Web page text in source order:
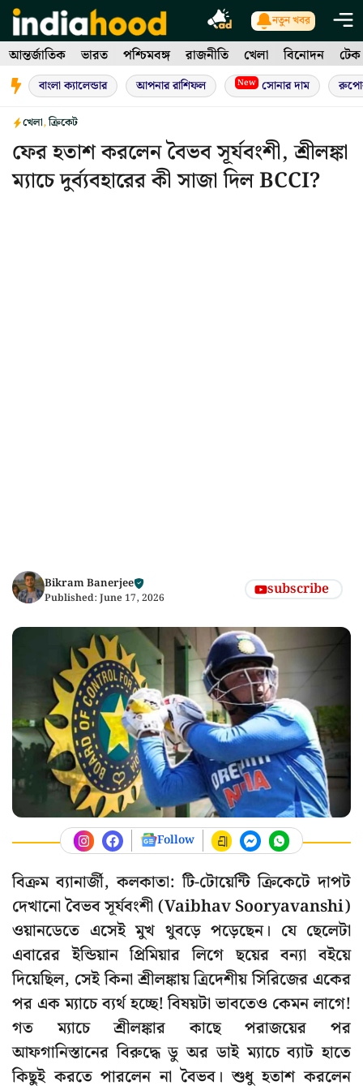
Skip
to
content
নতুন খবর
আন্তর্জাতিক ভারত পশ্চিমবঙ্গ রাজনীতি খেলা বিনোদন টেক
বাংলা ক্যালেন্ডার আপনার রাশিফল New সোনার দাম
খেলা,ক্রিকেট
ফের হতাশ করলেন বৈভব সূর্যবংশী, শ্রীলঙ্কা
ম্যাচে দুর্ব্যবহারের কী সাজা দিল BCCI?
Bikram Banerjee
Published: June 17, 2026 subscribe
Follow
বিক্রম ব্যানার্জী, কলকাতা: টি-টোয়েন্টি ক্রিকেটে দাপট
দেখানো বৈভব সূর্যবংশী (Vaibhav Sooryavanshi)
ওয়ানডেতে এসেই মুখ থুবড়ে পড়েছেন। যে ছেলেটা
এবারের ইন্ডিয়ান প্রিমিয়ার লিগে ছয়ের বন্যা বইয়ে
দিয়েছিল, সেই কিনা শ্রীলঙ্কায় ত্রিদেশীয় সিরিজের একের
পর এক ম্যাচে ব্যর্থ হচ্ছে! বিষয়টা ভাবতেও কেমন লাগে!
গত ম্যাচে শ্রীলঙ্কার কাছে পরাজয়ের পর
আফগানিস্তানের বিরুদ্ধে ডু অর ডাই ম্যাচে ব্যাট হাতে
কিছুই করতে পারলেন না বৈভব। শুধু হতাশ করলেন